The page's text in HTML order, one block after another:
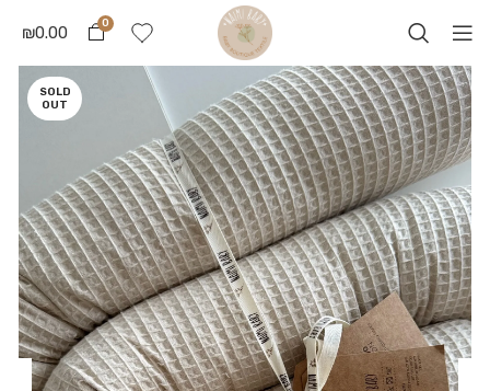
0
₪0.00
SOLD
OUT